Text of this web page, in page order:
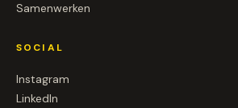
Samenwerken
SOCIAL
Instagram
LinkedIn